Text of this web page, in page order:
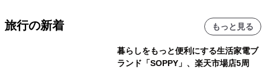
旅行の新着 もっと見る
暮らしをもっと便利にする生活家電ブ
ランド「SOPPY」、楽天市場店5周